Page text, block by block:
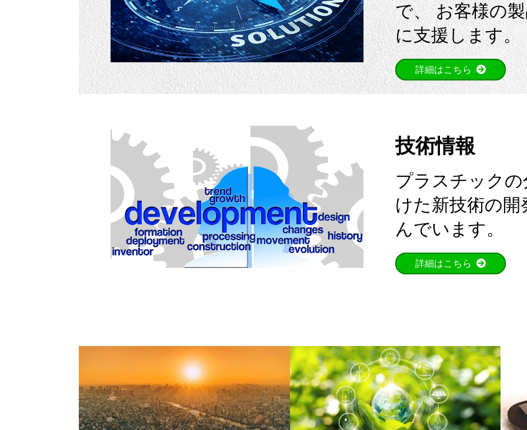
で、 お客様の
に支援します。
詳細はこちら
技術情報
プラスチック
けた新技術の
んでいます。
詳細はこちら